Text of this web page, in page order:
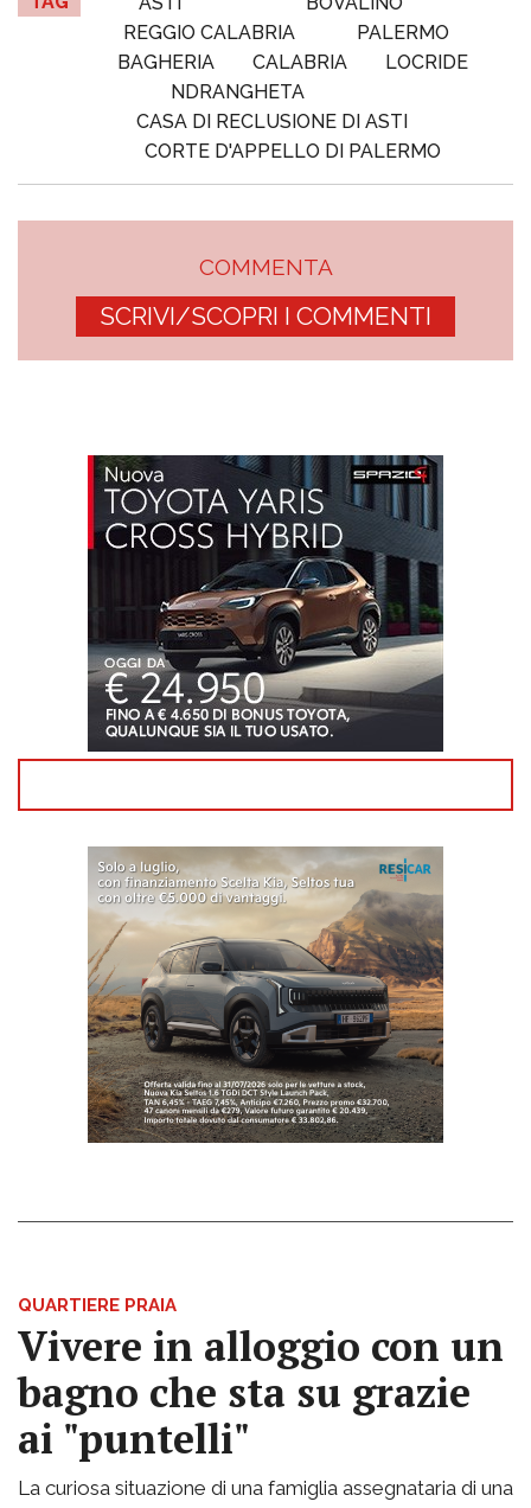
REGGIO CALABRIA
PALERMO
BAGHERIA
CALABRIA
LOCRIDE
NDRANGHETA
CASA DI RECLUSIONE DI ASTI
CORTE D'APPELLO DI PALERMO
COMMENTA
SCRIVI/SCOPRI I COMMENTI
QUARTIERE PRAIA
Vivere in alloggio con un
bagno che sta su grazie
ai "puntelli"
La curiosa situazione di una famiglia assegnataria di una